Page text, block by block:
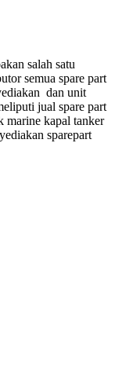
salah satu
semua spare part
dan unit
jual spare part
marine kapal tanker
sparepart